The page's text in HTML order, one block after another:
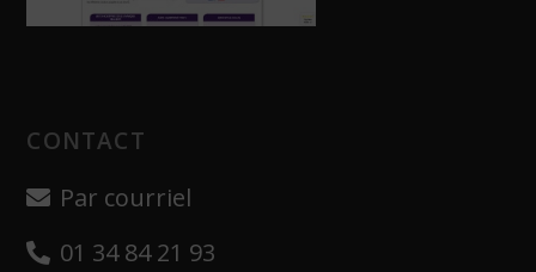
CONTACT
Par courriel
01 34 84 21 93